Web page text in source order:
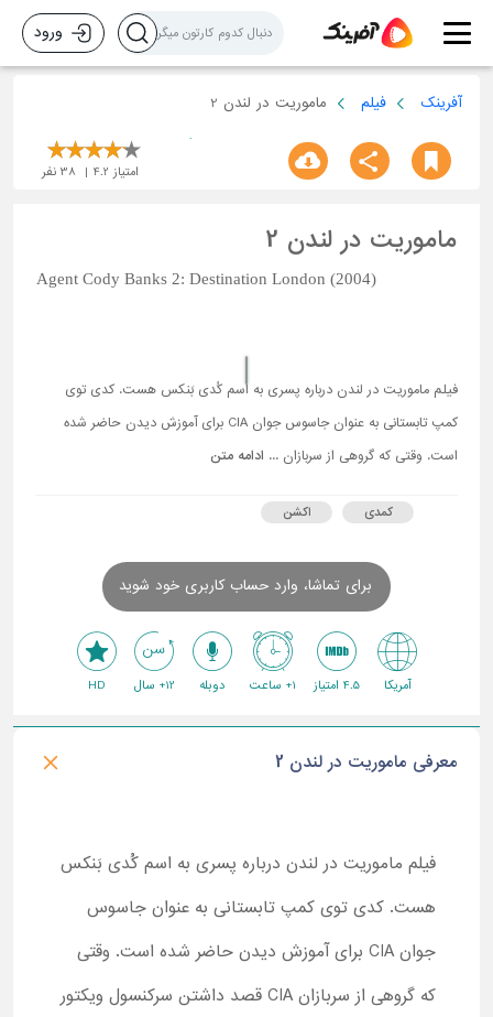
ورود
آفرینک فیلم ماموریت در لندن 2
امتیاز 4.2
38 نفر
ماموریت در لندن 2
Agent Cody Banks 2: Destination London (2004)
فیلم ماموریت در لندن درباره پسری به اسم کُدی بَنکس هست. کدی توی
کمپ تابستانی به عنوان جاسوس جوان CIA برای آموزش دیدن حاضر شده
است. وقتی که گروهی از سربازان ... ادامه متن
کمدی اکشن
برای تماشا، وارد حساب کاربری خود شوید
آمریکا 4.5 امتیاز 1+ ساعت دوبله 12+ سال HD
معرفی ماموریت در لندن 2
فیلم ماموریت در لندن درباره پسری به اسم کُدی بَنکس
هست. کدی توی کمپ تابستانی به عنوان جاسوس
جوان CIA برای آموزش دیدن حاضر شده است. وقتی
که گروهی از سربازان CIA قصد داشتن سرکنسول ویکتور